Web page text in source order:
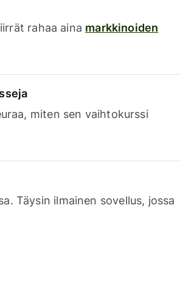
rahaa aina markkinoiden
miten sen vaihtokurssi
Täysin ilmainen sovellus, jossa